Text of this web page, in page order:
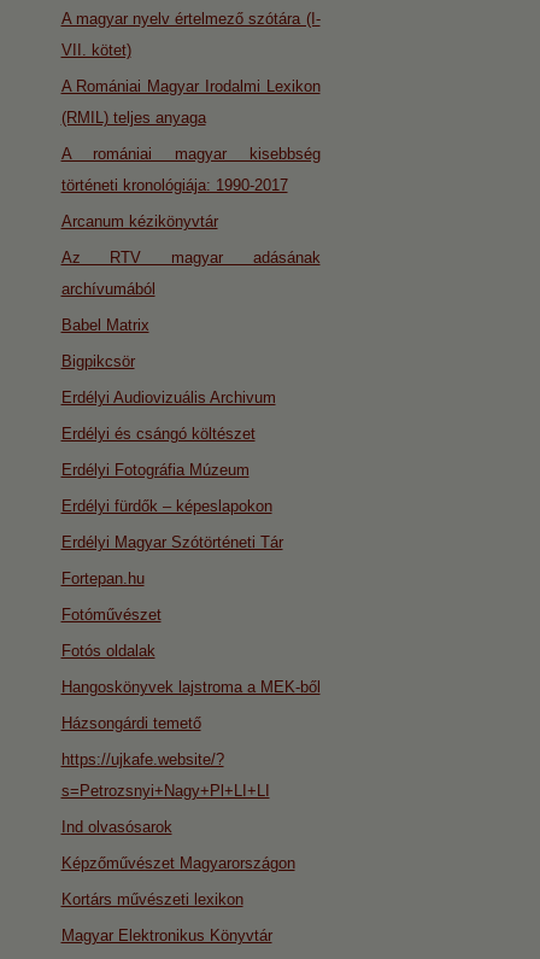
A magyar nyelv értelmező szótára (I-
VII. kötet)
A Romániai Magyar Irodalmi Lexikon
(RMIL) teljes anyaga
A romániai magyar kisebbség
történeti kronológiája: 1990-2017
Arcanum kézikönyvtár
Az RTV magyar adásának
archívumából
Babel Matrix
Bigpikcsör
Erdélyi Audiovizuális Archivum
Erdélyi és csángó költészet
Erdélyi Fotográfia Múzeum
Erdélyi fürdők – képeslapokon
Erdélyi Magyar Szótörténeti Tár
Fortepan.hu
Fotóművészet
Fotós oldalak
Hangoskönyvek lajstroma a MEK-ből
Házsongárdi temető
https://ujkafe.website/?
s=Petrozsnyi+Nagy+Pl+LI+LI
Ind olvasósarok
Képzőművészet Magyarországon
Kortárs művészeti lexikon
Magyar Elektronikus Könyvtár